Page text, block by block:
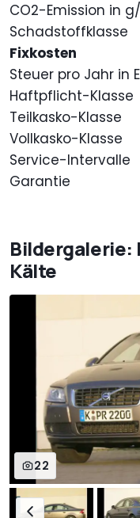
CO2-Emission in
Schadstoffklasse
Fixkosten
Steuer pro Jahr in
Haftpflicht-Klasse
Teilkasko-Klasse
Vollkasko-Klasse
Service-Intervalle
Garantie
Bildergalerie:
Kälte
22